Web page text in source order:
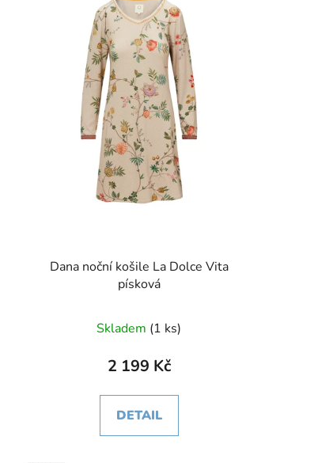
Dana noční košile La Dolce Vita
písková
Skladem (1 ks)
2 199 Kč
DETAIL